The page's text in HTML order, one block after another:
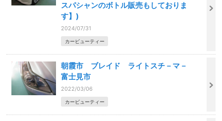
スパシャンのボトル販売もしておりま
す】)
2024/07/31
カービューティー
朝霞市 ブレイド ライトスチ－マ－
富士見市
2022/03/06
カービューティー